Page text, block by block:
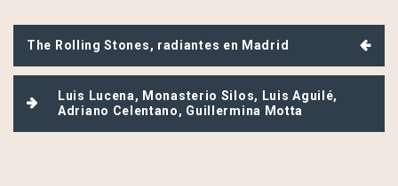
Navegación
de
entradas
The Rolling Stones, radiantes en Madrid
Luis Lucena, Monasterio Silos, Luis Aguilé,
Adriano Celentano, Guillermina Motta